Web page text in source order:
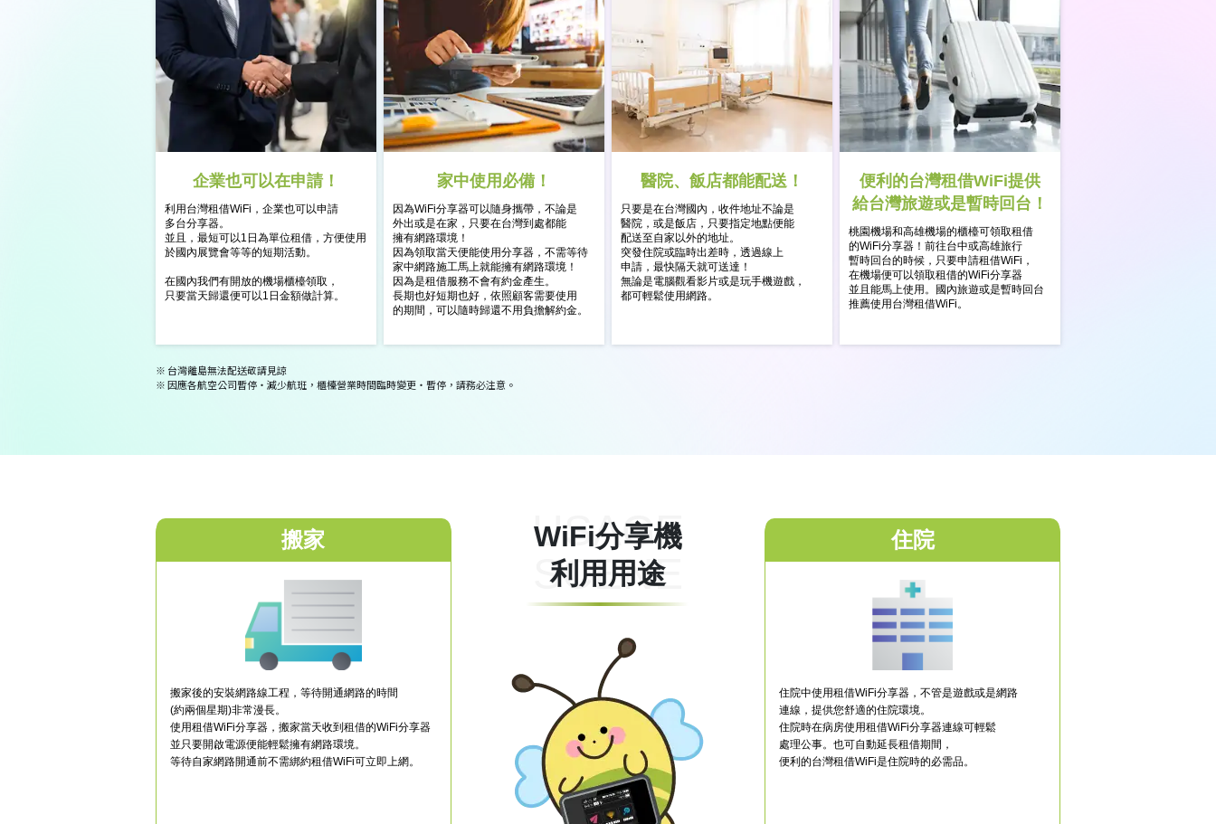
企業也可以在申請！
利用台灣租借WiFi，企業也可以申請
多台分享器。
並且，最短可以1日為單位租借，方便使用
於國內展覽會等等的短期活動。
在國內我們有開放的機場櫃檯領取，
只要當天歸還便可以1日金額做計算。
家中使用必備！
因為WiFi分享器可以隨身攜帶，不論是
外出或是在家，只要在台灣到處都能
擁有網路環境！
因為領取當天便能使用分享器，不需等待
家中網路施工馬上就能擁有網路環境！
因為是租借服務不會有約金產生。
長期也好短期也好，依照顧客需要使用
的期間，可以隨時歸還不用負擔解約金。
醫院、飯店都能配送！
只要是在台灣國內，收件地址不論是
醫院，或是飯店，只要指定地點便能
配送至自家以外的地址。
突發住院或臨時出差時，透過線上
申請，最快隔天就可送達！
無論是電腦觀看影片或是玩手機遊戲，
都可輕鬆使用網路。
便利的台灣租借WiFi提供
給台灣旅遊或是暫時回台！
桃園機場和高雄機場的櫃檯可領取租借
的WiFi分享器！前往台中或高雄旅行
暫時回台的時候，只要申請租借WiFi，
在機場便可以領取租借的WiFi分享器
並且能馬上使用。國內旅遊或是暫時回台
推薦使用台灣租借WiFi。
※ 台灣離島無法配送敬請見諒
※ 因應各航空公司暫停・減少航班，櫃檯營業時間臨時變更・暫停，請務必注意。
搬家
搬家後的安裝網路線工程，等待開通網路的時間
(約兩個星期)非常漫長。
使用租借WiFi分享器，搬家當天收到租借的WiFi分享器
並只要開啟電源便能輕鬆擁有網路環境。
等待自家網路開通前不需綁約租借WiFi可立即上網。
USAGE
SCENE
WiFi分享機
利用用途
住院
住院中使用租借WiFi分享器，不管是遊戲或是網路
連線，提供您舒適的住院環境。
住院時在病房使用租借WiFi分享器連線可輕鬆
處理公事。也可自動延長租借期間，
便利的台灣租借WiFi是住院時的必需品。